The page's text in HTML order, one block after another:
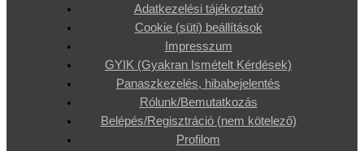
Adatkezelési tájékoztató
Cookie (süti) beállítások
Impresszum
GYIK (Gyakran Ismételt Kérdések)
Panaszkezelés, hibabejelentés
Rólunk/Bemutatkozás
Belépés/Regisztráció (nem kötelező)
Profilom